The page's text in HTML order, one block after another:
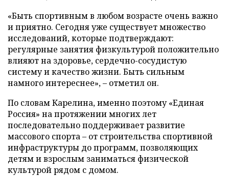
«Быть спортивным в любом возрасте очень важно
и приятно. Сегодня уже существует множество
исследований, которые подтверждают:
регулярные занятия физкультурой положительно
влияют на здоровье, сердечно-сосудистую
систему и качество жизни. Быть сильным
намного интереснее», – отметил он.
По словам Карелина, именно поэтому «Единая
Россия» на протяжении многих лет
последовательно поддерживает развитие
массового спорта – от строительства спортивной
инфраструктуры до программ, позволяющих
детям и взрослым заниматься физической
культурой рядом с домом.